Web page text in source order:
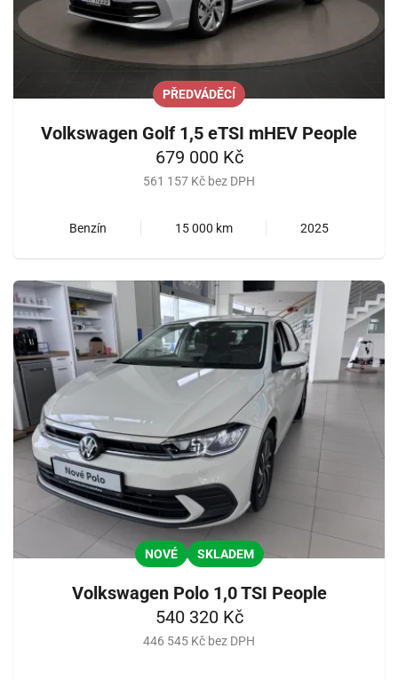
PŘEDVÁDĚCÍ
Volkswagen Golf 1,5 eTSI mHEV People
679 000 Kč
561 157 Kč bez DPH
Benzín 15 000 km 2025
NOVÉ SKLADEM
Volkswagen Polo 1,0 TSI People
540 320 Kč
446 545 Kč bez DPH